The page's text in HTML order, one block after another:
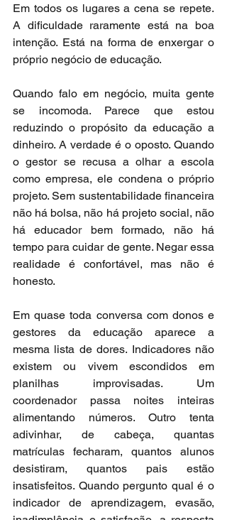
Em todos os lugares a cena se repete.
A dificuldade raramente está na boa
intenção. Está na forma de enxergar o
próprio negócio de educação.
Quando falo em negócio, muita gente
se incomoda. Parece que estou
reduzindo o propósito da educação a
dinheiro. A verdade é o oposto. Quando
o gestor se recusa a olhar a escola
como empresa, ele condena o próprio
projeto. Sem sustentabilidade financeira
não há bolsa, não há projeto social, não
há educador bem formado, não há
tempo para cuidar de gente. Negar essa
realidade é confortável, mas não é
honesto.
Em quase toda conversa com donos e
gestores da educação aparece a
mesma lista de dores. Indicadores não
existem ou vivem escondidos em
planilhas improvisadas. Um
coordenador passa noites inteiras
alimentando números. Outro tenta
adivinhar, de cabeça, quantas
matrículas fecharam, quantos alunos
desistiram, quantos pais estão
insatisfeitos. Quando pergunto qual é o
indicador de aprendizagem, evasão,